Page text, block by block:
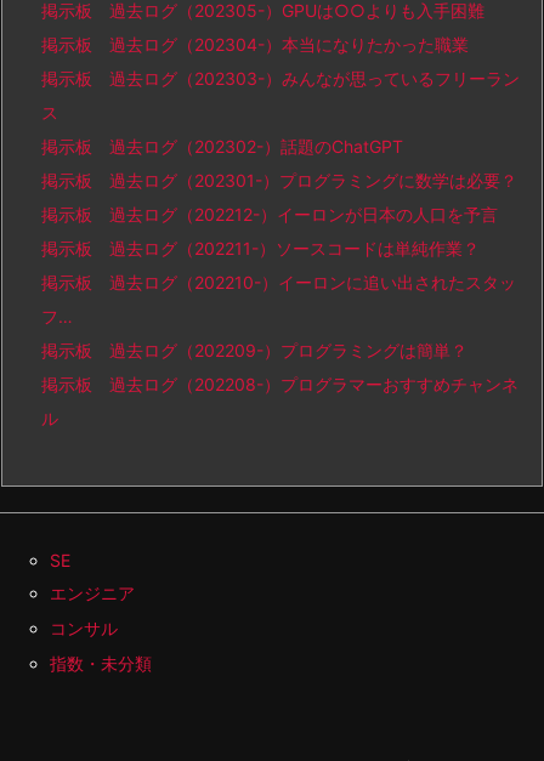
掲示板 過去ログ（202305-）GPUは○○よりも入手困難
掲示板 過去ログ（202304-）本当になりたかった職業
掲示板 過去ログ（202303-）みんなが思っているフリーラン
ス
掲示板 過去ログ（202302-）話題のChatGPT
掲示板 過去ログ（202301-）プログラミングに数学は必要？
掲示板 過去ログ（202212-）イーロンが日本の人口を予言
掲示板 過去ログ（202211-）ソースコードは単純作業？
掲示板 過去ログ（202210-）イーロンに追い出されたスタッ
フ…
掲示板 過去ログ（202209-）プログラミングは簡単？
掲示板 過去ログ（202208-）プログラマーおすすめチャンネ
ル
SE
エンジニア
コンサル
指数・未分類